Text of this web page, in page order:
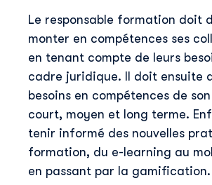
Le responsable formation doit
monter en compétences ses
en tenant compte de leurs
cadre juridique. Il doit ensuite
besoins en compétences de
court, moyen et long terme.
tenir informé des nouvelles
formation, du e-learning au
en passant par la gamification.